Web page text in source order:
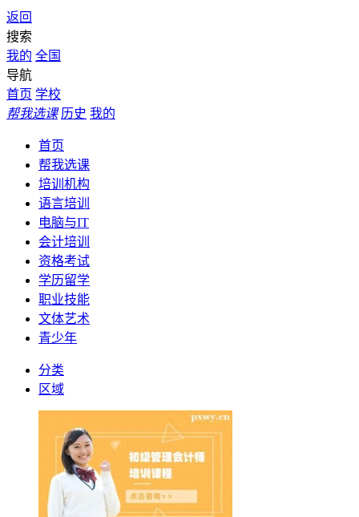
返回
搜索
我的 全国
导航
首页 学校
帮我选课 历史 我的
首页
帮我选课
培训机构
语言培训
电脑与IT
会计培训
资格考试
学历留学
职业技能
文体艺术
青少年
分类
区域